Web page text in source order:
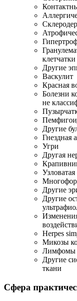
клетчатки
Другие
Васкулит
Красная
Болезни
не
Другие
Гнездная
Угри
Другая
Другие
Другие
Herpes
Микозы
Лимфомы
Другие
ткани
Сфера